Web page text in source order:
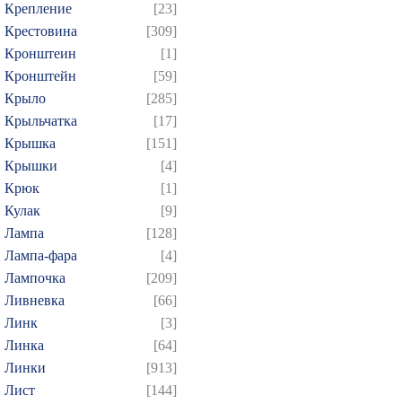
Крепление
[23]
Крестовина
[309]
Кронштеин
[1]
Кронштейн
[59]
Крыло
[285]
Крыльчатка
[17]
Крышка
[151]
Крышки
[4]
Крюк
[1]
Кулак
[9]
Лампа
[128]
Лампа-фара
[4]
Лампочка
[209]
Ливневка
[66]
Линк
[3]
Линка
[64]
Линки
[913]
Лист
[144]